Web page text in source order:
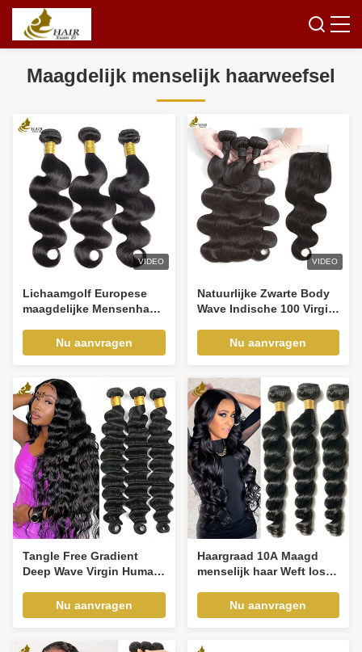
Maagdelijk menselijk haarweefsel
VIDEO
Lichaamgolf Europese
maagdelijke Mensenhaar
maagdelijke kuticula haar
Dubbel getrokken volume
Nu aanvragen
VIDEO
Natuurlijke Zwarte Body
Wave Indische 100 Virgin
Bundels Met Sluiting
OEM
Nu aanvragen
Tangle Free Gradient
Deep Wave Virgin Human
Nu aanvragen
Haargraad 10A Maagd
menselijk haar Weft losse
geverfdNu aanvragen